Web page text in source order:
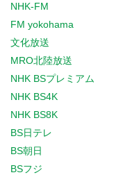
NHK-FM
FM yokohama
文化放送
MRO北陸放送
NHK BSプレミアム
NHK BS4K
NHK BS8K
BS日テレ
BS朝日
BSフジ